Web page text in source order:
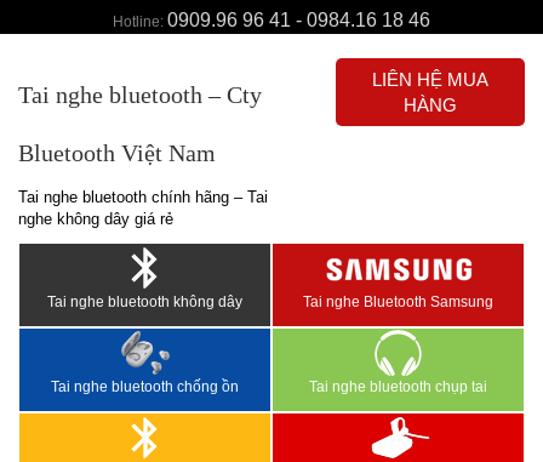
Hotline: 0909.96 96 41 - 0984.16 18 46
Tai nghe bluetooth – Cty
Bluetooth Việt Nam
Tai nghe bluetooth chính hãng – Tai
nghe không dây giá rẻ
LIÊN HỆ MUA
HÀNG
Tai nghe bluetooth không dây Tai nghe Bluetooth Samsung
Tai nghe bluetooth chống ồn Tai nghe bluetooth chụp tai